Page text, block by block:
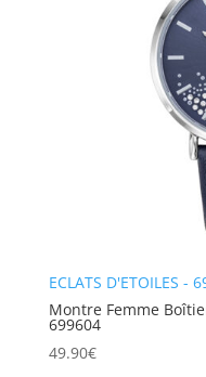
ECLATS D'ETOILES -
Montre Femme
699604
49.90€